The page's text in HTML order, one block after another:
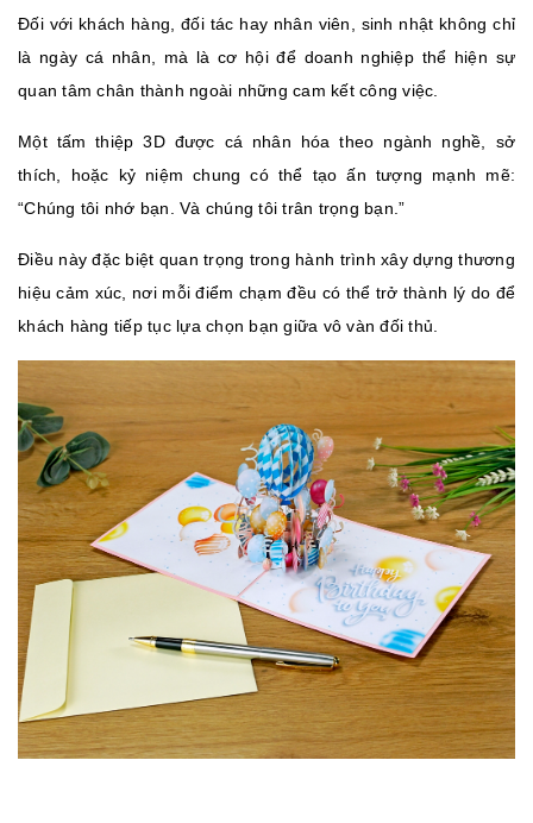
Đối với khách hàng, đối tác hay nhân viên, sinh nhật không chỉ
là ngày cá nhân, mà là cơ hội để doanh nghiệp thể hiện sự
quan tâm chân thành ngoài những cam kết công việc.
Một tấm thiệp 3D được cá nhân hóa theo ngành nghề, sở
thích, hoặc kỷ niệm chung có thể tạo ấn tượng mạnh mẽ:
“Chúng tôi nhớ bạn. Và chúng tôi trân trọng bạn.”
Điều này đặc biệt quan trọng trong hành trình xây dựng thương
hiệu cảm xúc, nơi mỗi điểm chạm đều có thể trở thành lý do để
khách hàng tiếp tục lựa chọn bạn giữa vô vàn đối thủ.